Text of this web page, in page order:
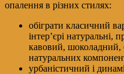
опалення в різних стилях:
обіграти класичний
інтер’єрі натуральні,
кавовий, шоколадний,
натуральних
урбаністичний і